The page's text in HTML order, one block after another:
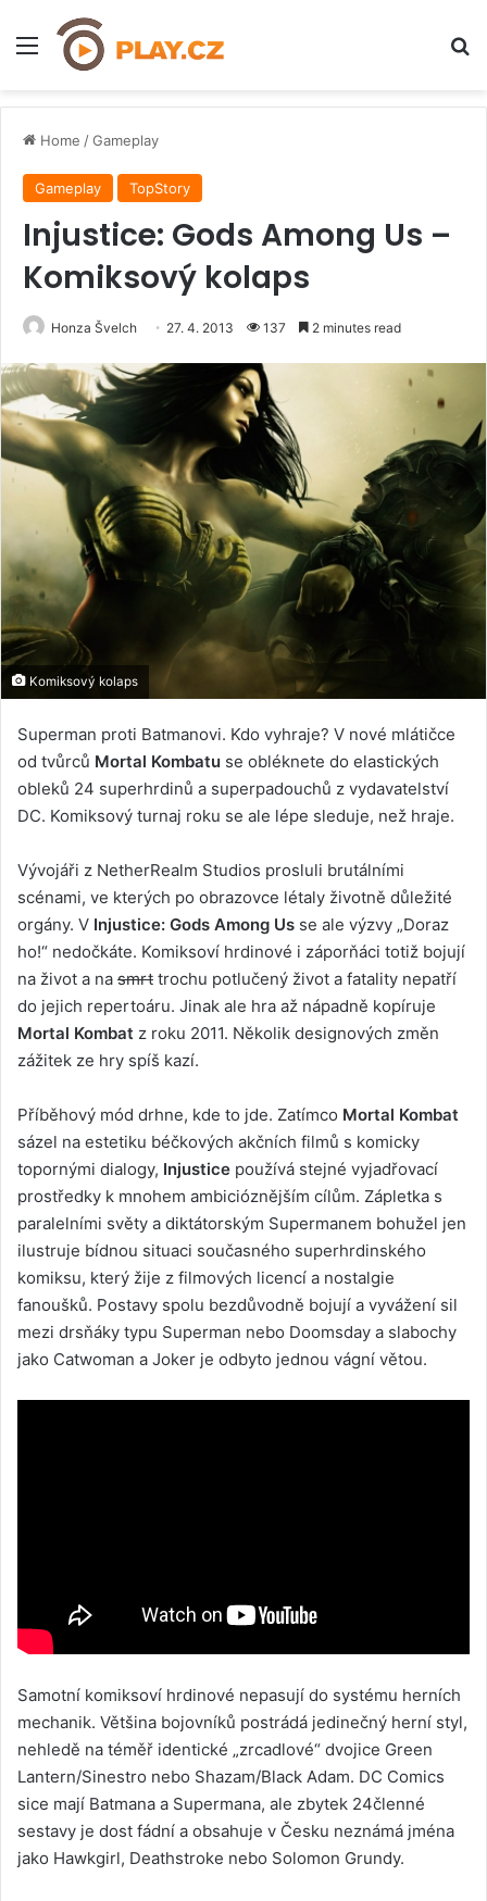
Menu
Home /Gameplay
Gameplay TopStory
Injustice: Gods Among Us –
Komiksový kolaps
Honza Švelch 27. 4. 2013 137 2 minutes read
Komiksový kolaps
Superman proti Batmanovi. Kdo vyhraje? V nové mlátičce
od tvůrců Mortal Kombatu se obléknete do elastických
obleků 24 superhrdinů a superpadouchů z vydavatelství
DC. Komiksový turnaj roku se ale lépe sleduje, než hraje.
Vývojáři z NetherRealm Studios prosluli brutálními
scénami, ve kterých po obrazovce létaly životně důležité
orgány. V Injustice: Gods Among Us se ale výzvy „Doraz
ho!“ nedočkáte. Komiksoví hrdinové i záporňáci totiž bojují
na život a na smrt trochu potlučený život a fatality nepatří
do jejich repertoáru. Jinak ale hra až nápadně kopíruje
Mortal Kombat z roku 2011. Několik designových změn
zážitek ze hry spíš kazí.
Příběhový mód drhne, kde to jde. Zatímco Mortal Kombat
sázel na estetiku béčkových akčních filmů s komicky
topornými dialogy, Injustice používá stejné vyjadřovací
prostředky k mnohem ambicióznějším cílům. Zápletka s
paralelními světy a diktátorským Supermanem bohužel jen
ilustruje bídnou situaci současného superhrdinského
komiksu, který žije z filmových licencí a nostalgie
fanoušků. Postavy spolu bezdůvodně bojují a vyvážení sil
mezi drsňáky typu Superman nebo Doomsday a slabochy
jako Catwoman a Joker je odbyto jednou vágní větou.
Samotní komiksoví hrdinové nepasují do systému herních
mechanik. Většina bojovníků postrádá jedinečný herní styl,
nehledě na téměř identické „zrcadlové“ dvojice Green
Lantern/Sinestro nebo Shazam/Black Adam. DC Comics
sice mají Batmana a Supermana, ale zbytek 24členné
sestavy je dost fádní a obsahuje v Česku neznámá jména
jako Hawkgirl, Deathstroke nebo Solomon Grundy.